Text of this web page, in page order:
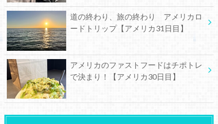
道の終わり、旅の終わり アメリカロ
ードトリップ【アメリカ31日目】
アメリカのファストフードはチポトレ
で決まり！【アメリカ30日目】